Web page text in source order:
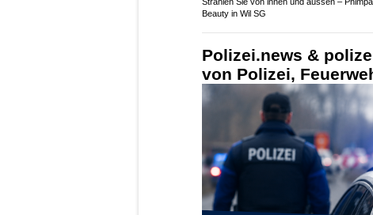
Strahlen Sie von innen und aussen –
Beauty in Wil SG
Polizei.news &
von Polizei,